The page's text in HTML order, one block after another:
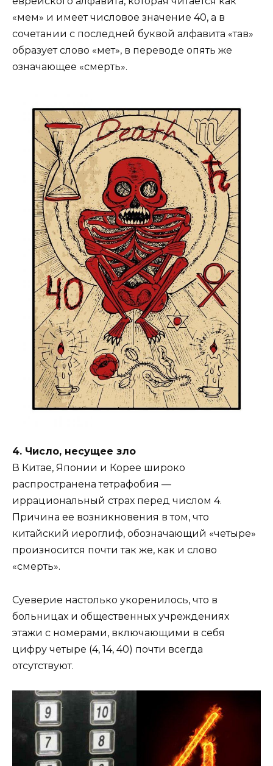
«мем» и имеет числовое значение 40, а в
сочетании с последней буквой алфавита «тав»
образует слово «мет», в переводе опять же
означающее «смерть».
4. Число, несущее зло
В Китае, Японии и Корее широко
распространена тетрафобия —
иррациональный страх перед числом 4.
Причина ее возникновения в том, что
китайский иероглиф, обозначающий «четыре»
произносится почти так же, как и слово
«смерть».
Суеверие настолько укоренилось, что в
больницах и общественных учреждениях
этажи с номерами, включающими в себя
цифру четыре (4, 14, 40) почти всегда
отсутствуют.